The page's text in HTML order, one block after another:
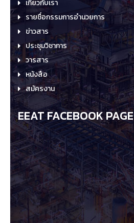
เกี่ยวกับเรา
รายชื่อกรรมการอำนวยการ
ข่าวสาร
ประชุมวิชาการ
วารสาร
หนังสือ
สมัครงาน
EEAT FACEBOOK PAGE